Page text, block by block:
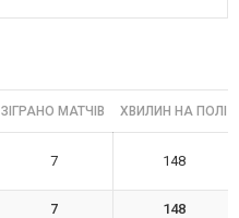
ЗІГРАНО МАТЧІВ ХВИЛИН НА ПОЛІ
7 148
7 148